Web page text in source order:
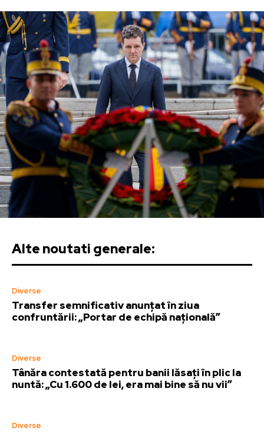
Alte noutati generale:
Diverse
Transfer semnificativ anunțat în ziua
confruntării: „Portar de echipă națională”
Diverse
Tânăra contestată pentru banii lăsați în plic la
nuntă: „Cu 1.600 de lei, era mai bine să nu vii”
Diverse